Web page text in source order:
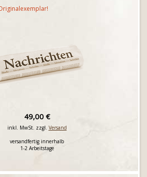
49,00 €
inkl. MwSt. zzgl. Versand
versandfertig innerhalb
1-2 Arbeitstage